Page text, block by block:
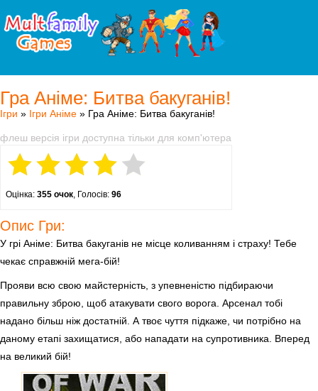
Гра Аніме: Битва бакуганів!
Ігри » Ігри Аніме » Гра Аніме: Битва бакуганів!
флеш версія ігри доступна тільки для комп'ютера
Оцінка: 355 очок, Голосів: 96
Опис Гри:
У грі Аніме: Битва бакуганів не місце коливанням і страху! Тебе
чекає справжній мега-бій!
Прояви всю свою майстерність, з упевненістю підбираючи
правильну зброю, щоб атакувати свого ворога. Арсенал тобі
надано більш ніж достатній. А твоє чуття підкаже, чи потрібно на
даному етапі захищатися, або нападати на супротивника. Вперед
на великий бій!